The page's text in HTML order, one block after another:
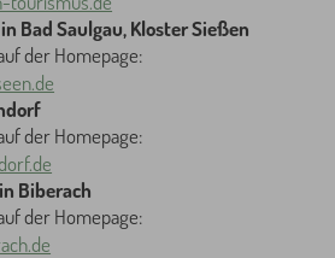
Bad Saulgau, Kloster Sießen
der Homepage:
der Homepage:
Biberach
der Homepage: